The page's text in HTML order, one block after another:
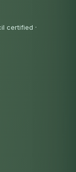
certified ·